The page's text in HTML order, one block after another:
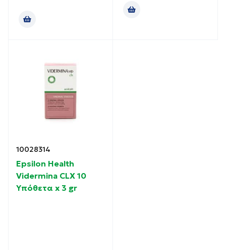
10028314
Epsilon Health
Vidermina CLX 10
Υπόθετα x 3 gr